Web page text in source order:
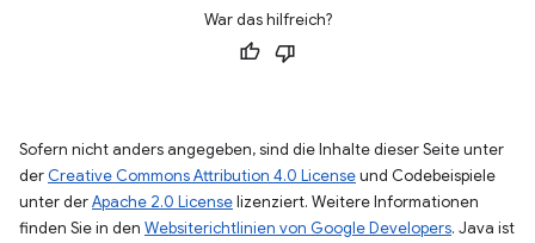
War das hilfreich?
Sofern nicht anders angegeben, sind die Inhalte dieser Seite unter
der Creative Commons Attribution 4.0 Licenseund Codebeispiele
unter derApache 2.0 Licenselizenziert. Weitere Informationen
finden Sie in den Websiterichtlinien von Google Developers. Java ist